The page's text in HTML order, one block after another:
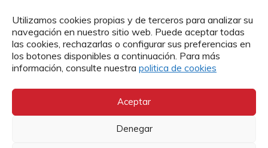
Utilizamos cookies propias y de terceros para analizar su
navegación en nuestro sitio web. Puede aceptar todas
las cookies, rechazarlas o configurar sus preferencias en
los botones disponibles a continuación. Para más
información, consulte nuestra politica de cookies
Aceptar
Denegar
sociales:
Archidiócesis de Burgos